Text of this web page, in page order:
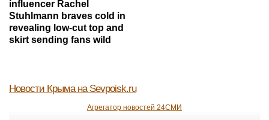
influencer Rachel
Stuhlmann braves cold in
revealing low-cut top and
skirt sending fans wild
Новости Крыма на Sevpoisk.ru
Агрегатор новостей 24СМИ